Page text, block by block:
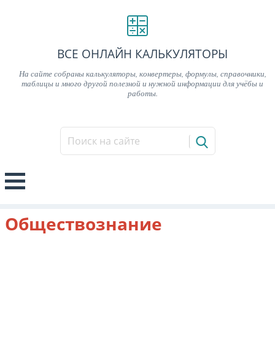
ВСЕ ОНЛАЙН КАЛЬКУЛЯТОРЫ
На сайте собраны калькуляторы, конвертеры, формулы, справочники,
таблицы и много другой полезной и нужной информации для учёбы и
работы.
Обществознание